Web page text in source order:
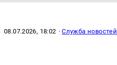
08.07.2026, 18:02 ·Служба новостей